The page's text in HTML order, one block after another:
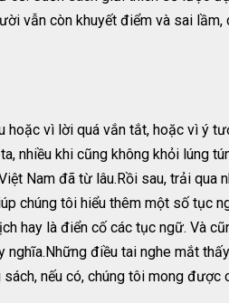
vẫn còn khuyết điểm và sai
hoặc vì lời quá vắn tắt, hoặc vì ý
nhiều khi cũng không khỏi lúng
Nam đã từ lâu.Rồi sau, trải qua
chúng tôi hiểu thêm một số tục
hay là điển cố các tục ngữ. Và
điều tai nghe mắt
nếu có, chúng tôi mong được